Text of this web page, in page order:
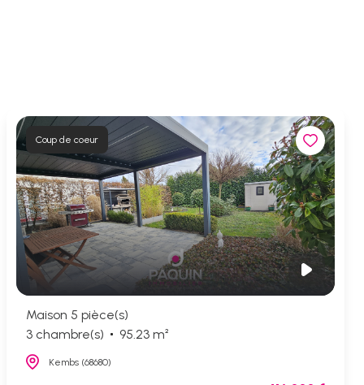
Coup de coeur
Maison 5 pièce(s)
3 chambre(s)
95.23 m²
Kembs (68680)